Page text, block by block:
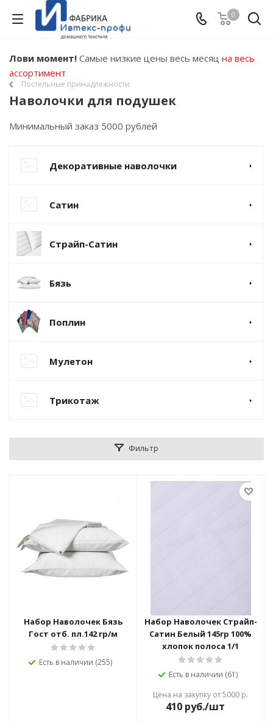
0
Лови момент! Самые низкие цены весь месяц на весь
ассортимент
Постельные принадлежности
Наволочки для подушек
Минимальный заказ 5000 рублей
Декоративные наволочки
Сатин
Страйп-Сатин
Бязь
Поплин
Мулетон
Трикотаж
Фильтр
Набор Наволочек Бязь
Гост отб. пл.142 гр/м
Есть в наличии (255)
Набор Наволочек Страйп-
Сатин Белый 145гр 100%
хлопок полоса 1/1
Есть в наличии (61)
Цена на закупку от 5000 р.
410 руб./шт